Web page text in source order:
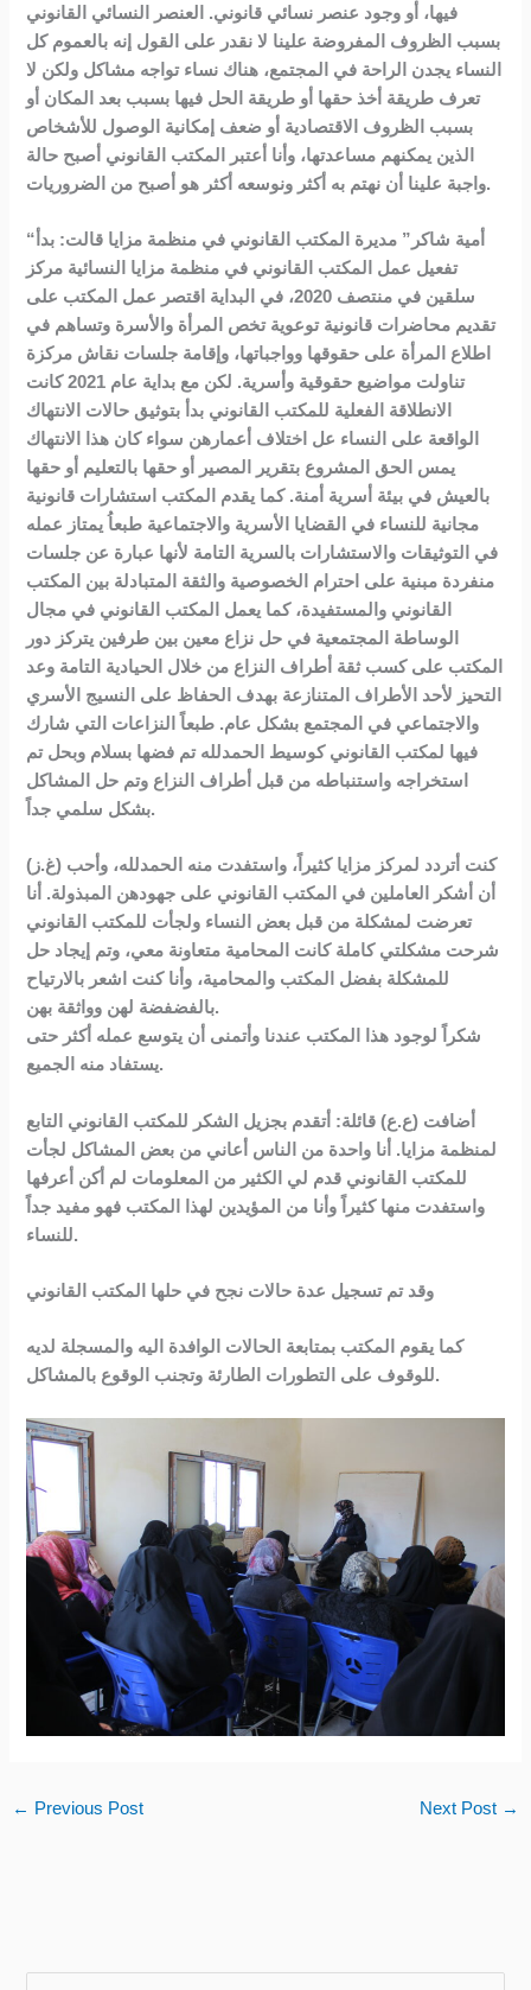
فيها، أو وجود عنصر نسائي قانوني. العنصر النسائي القانوني
بسبب الظروف المفروضة علينا لا نقدر على القول إنه بالعموم كل
النساء يجدن الراحة في المجتمع، هناك نساء تواجه مشاكل ولكن لا
تعرف طريقة أخذ حقها أو طريقة الحل فيها بسبب بعد المكان أو
بسبب الظروف الاقتصادية أو ضعف إمكانية الوصول للأشخاص
الذين يمكنهم مساعدتها، وأنا أعتبر المكتب القانوني أصبح حالة
واجبة علينا أن نهتم به أكثر ونوسعه أكثر هو أصبح من الضروريات.
“أمية شاكر” مديرة المكتب القانوني في منظمة مزايا قالت: بدأ
تفعيل عمل المكتب القانوني في منظمة مزايا النسائية مركز
سلقين في منتصف 2020، في البداية اقتصر عمل المكتب على
تقديم محاضرات قانونية توعوية تخص المرأة والأسرة وتساهم في
اطلاع المرأة على حقوقها وواجباتها، وإقامة جلسات نقاش مركزة
تناولت مواضيع حقوقية وأسرية. لكن مع بداية عام 2021 كانت
الانطلاقة الفعلية للمكتب القانوني بدأ بتوثيق حالات الانتهاك
الواقعة على النساء عل اختلاف أعمارهن سواء كان هذا الانتهاك
يمس الحق المشروع بتقرير المصير أو حقها بالتعليم أو حقها
بالعيش في بيئة أسرية أمنة. كما يقدم المكتب استشارات قانونية
مجانية للنساء في القضايا الأسرية والاجتماعية طبعاُ يمتاز عمله
في التوثيقات والاستشارات بالسرية التامة لأنها عبارة عن جلسات
منفردة مبنية على احترام الخصوصية والثقة المتبادلة بين المكتب
القانوني والمستفيدة، كما يعمل المكتب القانوني في مجال
الوساطة المجتمعية في حل نزاع معين بين طرفين يتركز دور
المكتب على كسب ثقة أطراف النزاع من خلال الحيادية التامة وعد
التحيز لأحد الأطراف المتنازعة بهدف الحفاظ على النسيج الأسري
والاجتماعي في المجتمع بشكل عام. طبعاً النزاعات التي شارك
فيها لمكتب القانوني كوسيط الحمدلله تم فضها بسلام وبحل تم
استخراجه واستنباطه من قبل أطراف النزاع وتم حل المشاكل
بشكل سلمي جداً.
(غ.ز) كنت أتردد لمركز مزايا كثيراً، واستفدت منه الحمدلله، وأحب
أن أشكر العاملين في المكتب القانوني على جهودهن المبذولة. أنا
تعرضت لمشكلة من قبل بعض النساء ولجأت للمكتب القانوني
شرحت مشكلتي كاملة كانت المحامية متعاونة معي، وتم إيجاد حل
للمشكلة بفضل المكتب والمحامية، وأنا كنت اشعر بالارتياح
بالفضفضة لهن وواثقة بهن.
شكراً لوجود هذا المكتب عندنا وأتمنى أن يتوسع عمله أكثر حتى
يستفاد منه الجميع.
أضافت (ع.ع) قائلة: أتقدم بجزيل الشكر للمكتب القانوني التابع
لمنظمة مزايا. أنا واحدة من الناس أعاني من بعض المشاكل لجأت
للمكتب القانوني قدم لي الكثير من المعلومات لم أكن أعرفها
واستفدت منها كثيراً وأنا من المؤيدين لهذا المكتب فهو مفيد جداً
للنساء.
وقد تم تسجيل عدة حالات نجح في حلها المكتب القانوني
كما يقوم المكتب بمتابعة الحالات الوافدة اليه والمسجلة لديه
للوقوف على التطورات الطارئة وتجنب الوقوع بالمشاكل.
← Previous Post Next Post →